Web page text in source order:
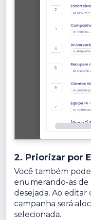
2. Priorizar por
Você também
enumerando-as
desejada. Ao
campanha será
selecionada.